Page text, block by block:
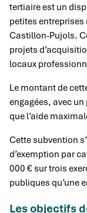
tertiaire est un
petites
Castillon-Pujols.
projets
locaux
Le montant de
engagées, avec
que l’aide
Cette subvention
d’exemption par
000 € sur trois
publiques qu’une
Les objectifs